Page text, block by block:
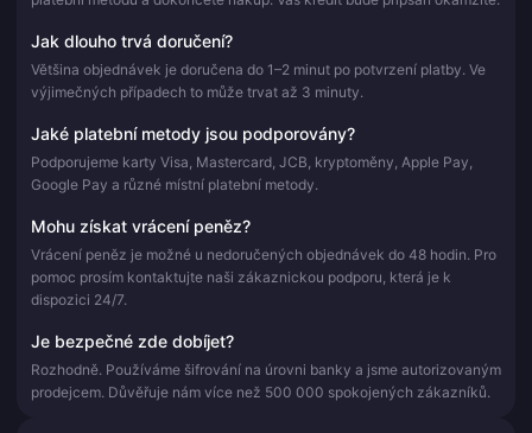
Jak dlouho trvá doručení?
Většina objednávek je doručena do 1–2 minut po potvrzení platby. Ve
výjimečných případech to může trvat až 3 minuty.
Jaké platební metody jsou podporovány?
Podporujeme karty Visa, Mastercard, JCB, kryptoměny, Apple Pay,
Google Pay a různé místní platební metody.
Mohu získat vrácení peněz?
Vrácení peněz je možné u nedoručených objednávek do 48 hodin. Pro
pomoc prosím kontaktujte naši zákaznickou podporu, která je k
dispozici 24/7.
Je bezpečné zde dobíjet?
Rozhodně. Používáme šifrování na úrovni banky a jsme autorizovaným
prodejcem. Důvěřuje nám více než 500 000 spokojených zákazníků.